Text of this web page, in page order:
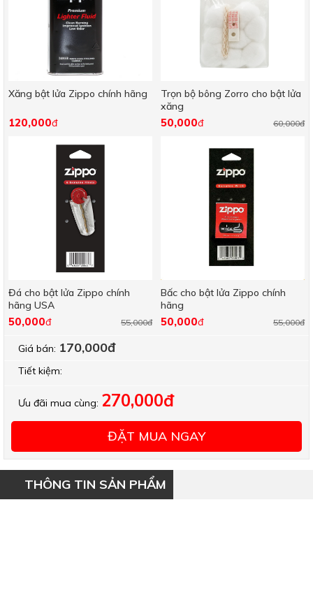
Xăng bật lửa Zippo chính hãng
120,000đ
Trọn bộ bông Zorro cho bật lửa
xăng
60,000đ
50,000đ
Đá cho bật lửa Zippo chính
hãng USA
55,000đ
50,000đ
Bấc cho bật lửa Zippo chính
hãng
55,000đ
50,000đ
Giá bán: 170,000đ
Tiết kiệm:
Ưu đãi mua cùng: 270,000đ
ĐẶT MUA NGAY
THÔNG TIN SẢN PHẨM